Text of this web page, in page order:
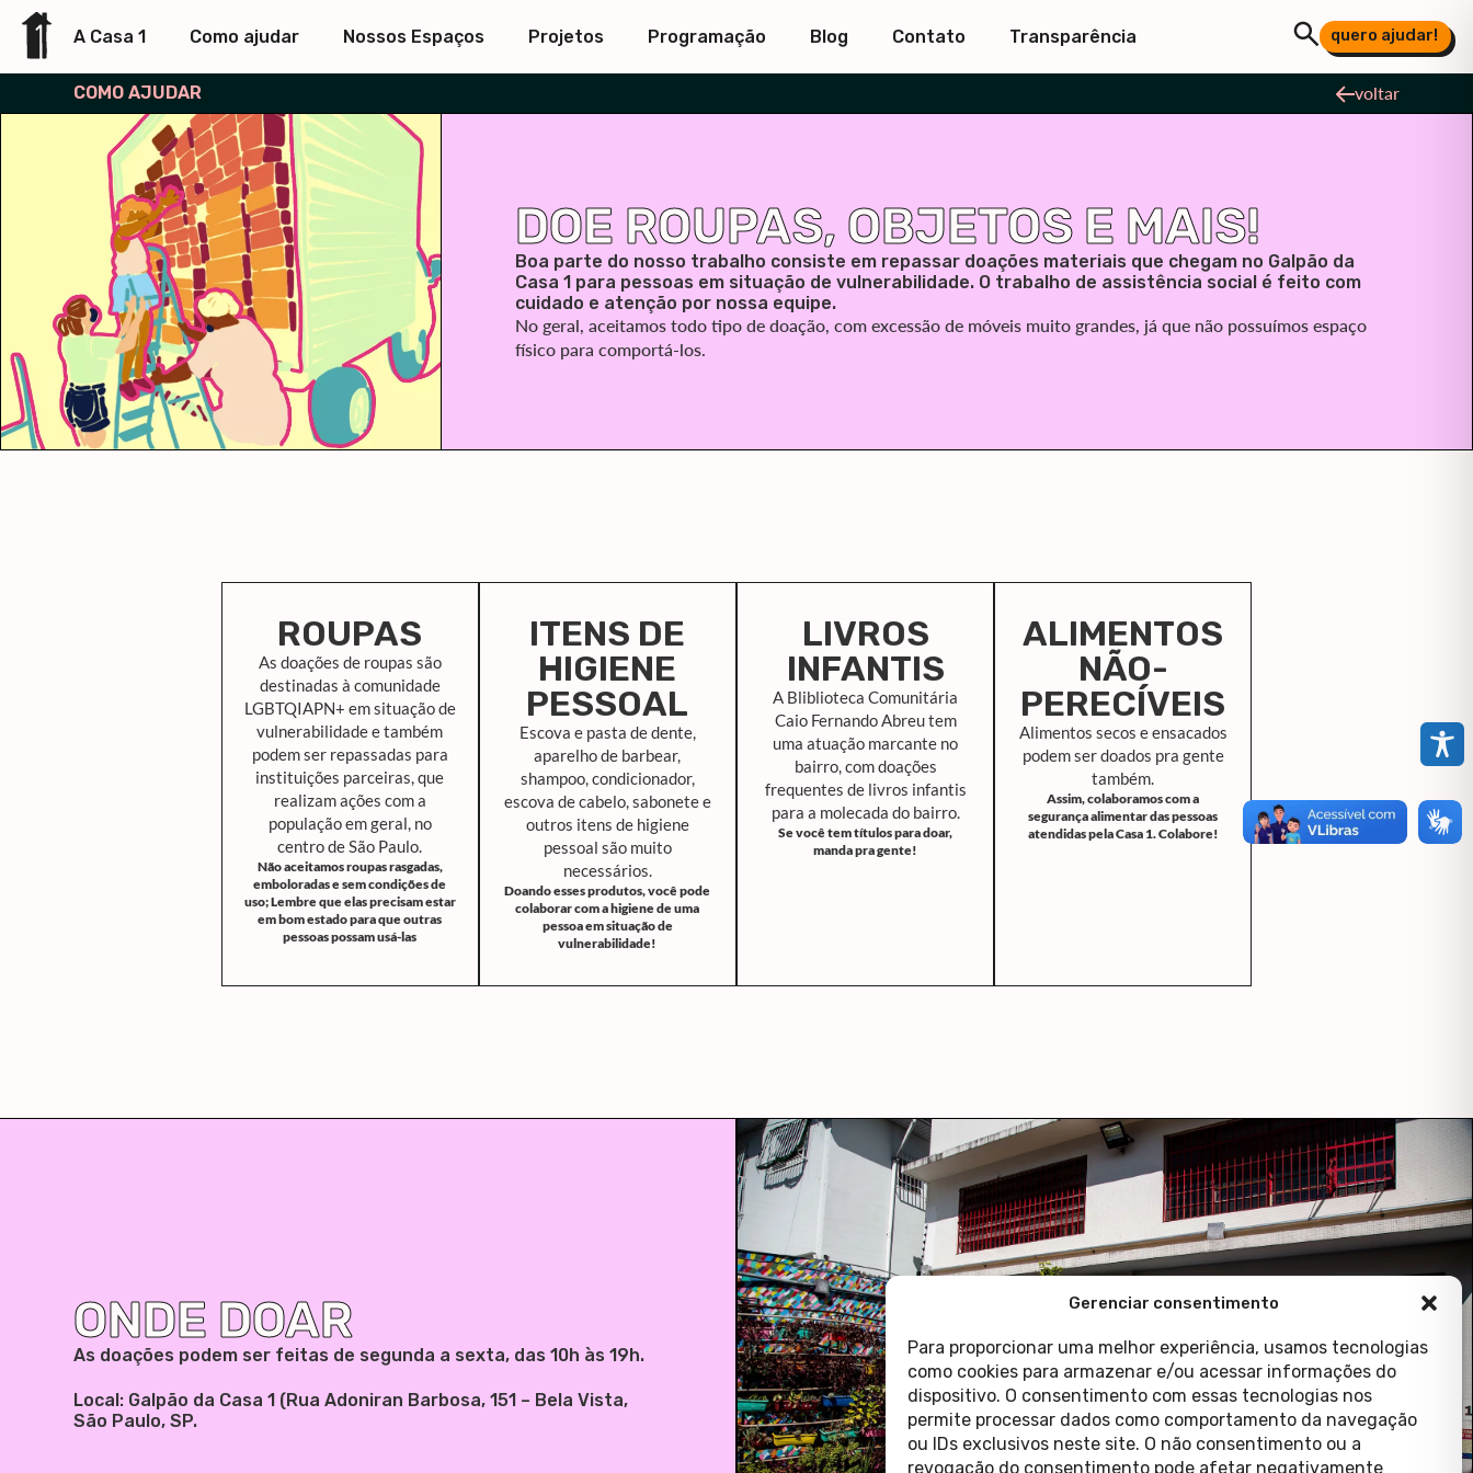
Gerenciar consentimento
Para proporcionar uma melhor experiência, usamos tecnologias
como cookies para armazenar e/ou acessar informações do
dispositivo. O consentimento com essas tecnologias nos
permite processar dados como comportamento da navegação
ou IDs exclusivos neste site. O não consentimento ou a
revogação do consentimento pode afetar negativamente
A Casa 1 Como ajudar Nossos Espaços Projetos Programação Blog Contato Transparência quero ajudar!
COMO AJUDAR voltar
DOE ROUPAS, OBJETOS E MAIS!
Boa parte do nosso trabalho consiste em repassar doações materiais que chegam no Galpão da
Casa 1 para pessoas em situação de vulnerabilidade. O trabalho de assistência social é feito com
cuidado e atenção por nossa equipe.
No geral, aceitamos todo tipo de doação, com excessão de móveis muito grandes, já que não possuímos espaço
físico para comportá-los.
ROUPAS
As doações de roupas são
destinadas à comunidade
LGBTQIAPN+ em situação de
vulnerabilidade e também
podem ser repassadas para
instituições parceiras, que
realizam ações com a
população em geral, no
centro de São Paulo.
Não aceitamos roupas rasgadas,
emboloradas e sem condições de
uso; Lembre que elas precisam estar
em bom estado para que outras
pessoas possam usá-las
ITENS DE
HIGIENE
PESSOAL
Escova e pasta de dente,
aparelho de barbear,
shampoo, condicionador,
escova de cabelo, sabonete e
outros itens de higiene
pessoal são muito
necessários.
Doando esses produtos, você pode
colaborar com a higiene de uma
pessoa em situação de
vulnerabilidade!
LIVROS
INFANTIS
A Bliblioteca Comunitária
Caio Fernando Abreu tem
uma atuação marcante no
bairro, com doações
frequentes de livros infantis
para a molecada do bairro.
Se você tem títulos para doar,
manda pra gente!
ALIMENTOS
NÃO-
PERECÍVEIS
Alimentos secos e ensacados
podem ser doados pra gente
também.
Assim, colaboramos com a
segurança alimentar das pessoas
atendidas pela Casa 1. Colabore!
ONDE DOAR
As doações podem ser feitas de segunda a sexta, das 10h às 19h.
Local: Galpão da Casa 1 (Rua Adoniran Barbosa, 151 – Bela Vista,
São Paulo, SP.